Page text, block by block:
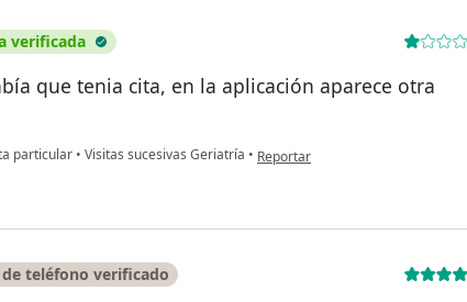
verificada
que tenia cita, en la aplicación aparece otra
particular • Visitas sucesivas Geriatría • en opinión del usuario Camilo Díaz
Reportar
teléfono verificado